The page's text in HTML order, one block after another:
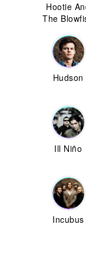
Hootie
The
Hudson
Ill Niño
Incubus